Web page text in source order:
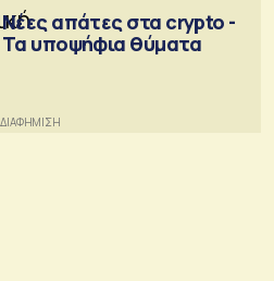
Νέες απάτες στα crypto -
Τα υποψήφια θύματα